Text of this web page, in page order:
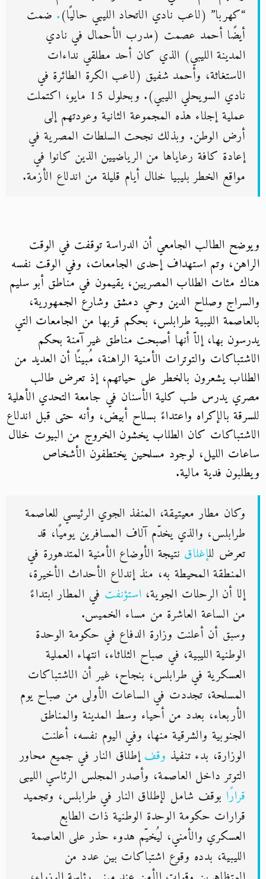
“كهربا” (لاعب نادي الاتحاد الليبي حاليًا).ضمت
أيضًا أحمد عصمت (مدرب الأحمال في نادي
المدينة الليبي) الذي كان أحد مطلقي نداءات
الاستغاثة، وأحمد شفيق (لاعب الكرة الطائرة في
نادي السويحلي الليبي). وبحلول 15 مايو، اكتملت
عملية إجلاء هذه المجموعة الثانية وعودتهم إلى
أرض الوطن. وبذلك نجحت السلطات المصرية في
إعادة كافة رعاياها من الرياضيين الذين كانوا في
مواقع الخطر بليبيا خلال أيام قليلة من اندلاع الأزمة.
الطالب الجامعي أن الدراسة توقفت في الوقت
وتم استهداف إحدى الجامعات، وفي الوقت نفسه
مئات الطلاب المصريين، يقيمون في مناطق أبو سليم
وصلاح الدين وحي دمشق وشارع الجمهورية،
الليبية طرابلس، بحكم قربها من الجامعات التي
بها، إلاّ أنها أصبحت مناطق غير آمنة بحكم
والتوترات الأمنية الراهنة، مُبينًا أن العديد من
يشعرون بالخطر على حياتهم، إذ تعرض طالب
يدرس طب كلية الأسنان في جامعة التحدي الأهلية
بالإكراه واعتداءً بسلاح أبيض، وأنه حتى قبل اندلاع
كان الطلاب يخشون الخروج من البيوت خلال
الليل، لوجود مسلحين يختطفون الأشخاص
فدية مالية.
وكان مطار معيتيقة، المنفذ الجوي الرئيسي للعاصمة
طرابلس، والذي يخدّم آلاف المسافرين يوميًا، قد
تعرض للإغلاقنتيجة الأوضاع الأمنية المتدهورة في
المنطقة المحيطة به، منذ إندلاع الأحداث الأخيرة،
إلا أن الرحلات الجوية،استؤنفتفي المطار ابتداءً
من الساعة العاشرة من مساء الخميس.
وسبق أن أعلنت وزارة الدفاع في حكومة الوحدة
الوطنية الليبية، في صباح الثلاثاء، انتهاء العملية
العسكرية في طرابلس، بنجاح، غير أن الاشتباكات
المسلحة، تجددت في الساعات الأولى من صباح يوم
الأربعاء، بعدد من أحياء وسط المدينة والمناطق
الجنوبية والشرقية منها، وفي اليوم نفسه، أعلنت
الوزارة، بدء تنفيذوقفإطلاق النار في جميع محاور
التوتر داخل العاصمة، وأصدر المجلس الرئاسي الليبى
قرارًابوقف شامل لإطلاق النار في طرابلس، وتجميد
قرارات حكومة الوحدة الوطنية ذات الطابع
العسكري والأمني، ليُخيّم هدوء حذر على العاصمة
الليبية، بدده وقوع اشتباكات بين عدد من